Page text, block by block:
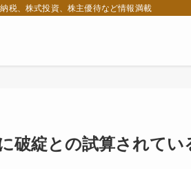
税、株式投資、株主優待など情報満載
破綻との試算されてい